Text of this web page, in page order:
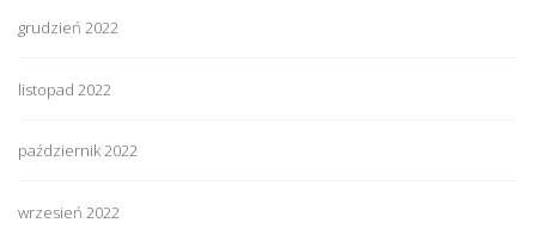
grudzień 2022
listopad 2022
październik 2022
wrzesień 2022